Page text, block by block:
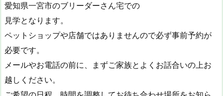
愛知県一宮市のブリーダーさん宅での
見学となります。
ペットショップや店舗ではありませんので必ず事前予約が
必要です。
メールやお電話の前に、まずご家族とよくお話合いの上お
越しください。